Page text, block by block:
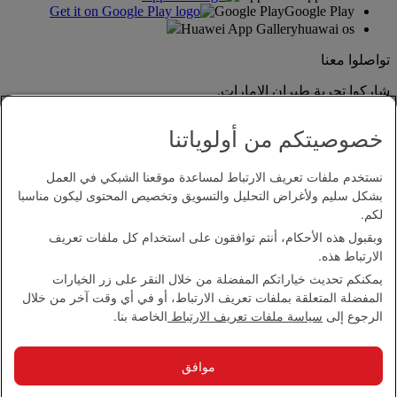
Google PlayGoogle Play
Huawei App Galleryhuawai os
تواصلوا معنا
شاركوا تجربة طيران الإمارات.
بيان إمكانية الدخول
اتصل بنا
سياسة الخصوصية
الشروط والأحكام
سياسة ملفات تعريف الارتباط
بيان الشفافية بموجب قانون مكافحة العبودية الحديثة
خصوصيتكم من أولوياتنا
نستخدم ملفات تعريف الارتباط لمساعدة موقعنا الشبكي في العمل
بشكل سليم ولأغراض التحليل والتسويق وتخصيص المحتوى ليكون مناسبا
لكم.
وبقبول هذه الأحكام، أنتم توافقون على استخدام كل ملفات تعريف
الارتباط هذه.
يمكنكم تحديث خياراتكم المفضلة من خلال النقر على زر الخيارات
المفضلة المتعلقة بملفات تعريف الارتباط، أو في أي وقت آخر من خلال
الرجوع إلى سياسة ملفات تعريف الارتباط الخاصة بنا.
موافق